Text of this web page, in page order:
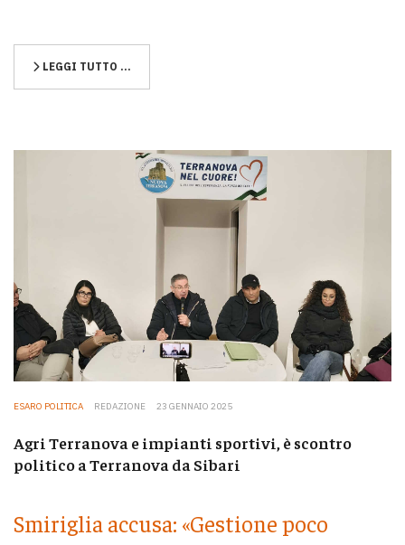
LEGGI TUTTO …
ESARO POLITICA REDAZIONE 23 GENNAIO 2025
Agri Terranova e impianti sportivi, è scontro
politico a Terranova da Sibari
Smiriglia accusa: «Gestione poco